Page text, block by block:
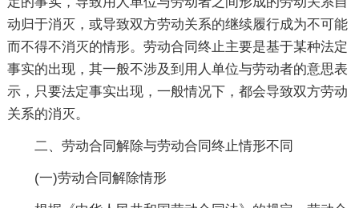
动归于消灭，或导致双方劳动关系的继续履行成为不可能
而不得不消灭的情形。劳动合同终止主要是基于某种法定
事实的出现，其一般不涉及到用人单位与劳动者的意思表
示，只要法定事实出现，一般情况下，都会导致双方劳动
关系的消灭。
二、劳动合同解除与劳动合同终止情形不同
(一)劳动合同解除情形